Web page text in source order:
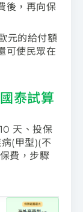
後，再向保
元的給付額
可使民眾在
泰試算
天、投保
(甲型)(不
費，步驟